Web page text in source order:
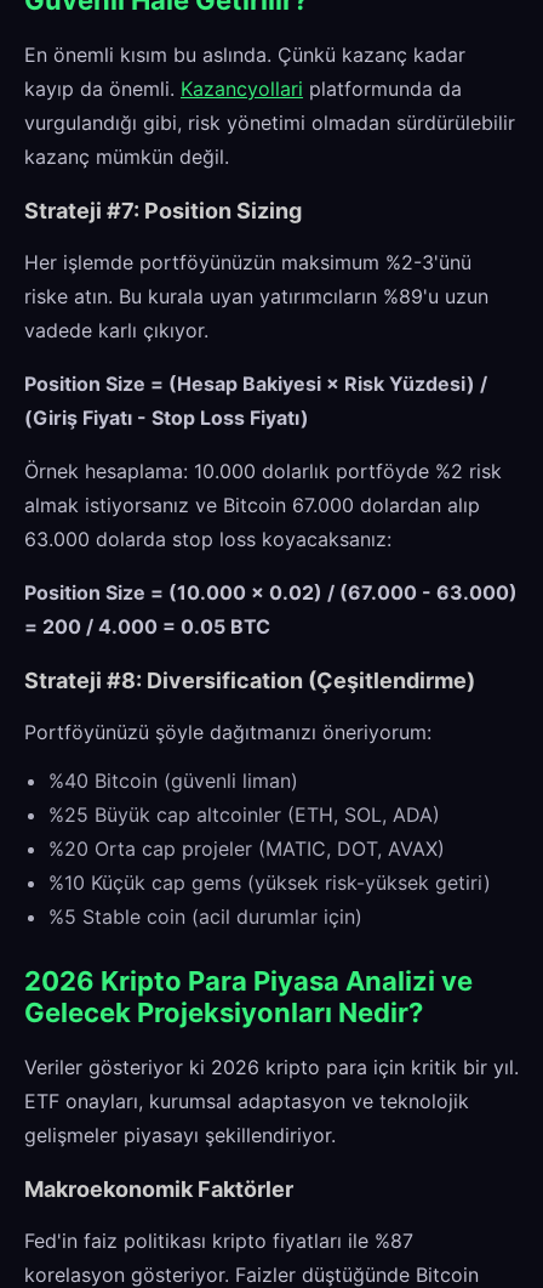
En önemli kısım bu aslında. Çünkü kazanç kadar
kayıp da önemli. Kazancyollari platformunda da
vurgulandığı gibi, risk yönetimi olmadan sürdürülebilir
kazanç mümkün değil.
Strateji #7: Position Sizing
Her işlemde portföyünüzün maksimum %2-3'ünü
riske atın. Bu kurala uyan yatırımcıların %89'u uzun
vadede karlı çıkıyor.
Position Size = (Hesap Bakiyesi × Risk Yüzdesi) /
(Giriş Fiyatı - Stop Loss Fiyatı)
Örnek hesaplama: 10.000 dolarlık portföyde %2 risk
almak istiyorsanız ve Bitcoin 67.000 dolardan alıp
63.000 dolarda stop loss koyacaksanız:
Position Size = (10.000 × 0.02) / (67.000 - 63.000)
= 200 / 4.000 = 0.05 BTC
Strateji #8: Diversification (Çeşitlendirme)
Portföyünüzü şöyle dağıtmanızı öneriyorum:
%40 Bitcoin (güvenli liman)
%25 Büyük cap altcoinler (ETH, SOL, ADA)
%20 Orta cap projeler (MATIC, DOT, AVAX)
%10 Küçük cap gems (yüksek risk-yüksek getiri)
%5 Stable coin (acil durumlar için)
2026 Kripto Para Piyasa Analizi ve
Gelecek Projeksiyonları Nedir?
Veriler gösteriyor ki 2026 kripto para için kritik bir yıl.
ETF onayları, kurumsal adaptasyon ve teknolojik
gelişmeler piyasayı şekillendiriyor.
Makroekonomik Faktörler
Fed'in faiz politikası kripto fiyatları ile %87
korelasyon gösteriyor. Faizler düştüğünde Bitcoin